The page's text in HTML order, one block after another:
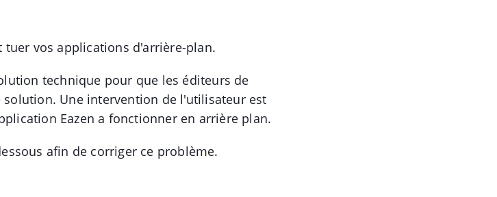
tuer vos applications d'arrière-plan.
technique pour que les éditeurs de
Une intervention de l'utilisateur est
Eazen a fonctionner en arrière plan.
afin de corriger ce problème.